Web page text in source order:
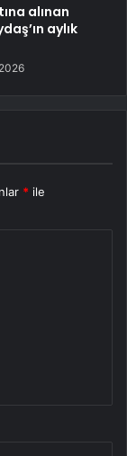
alınan
aylık
* ile